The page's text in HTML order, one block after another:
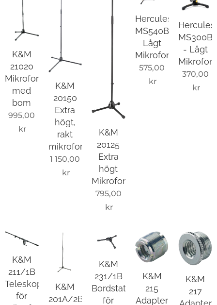
K&M
21020
Mikrofonställ
med
bom
995,00
kr
K&M
20150
Extra
högt,
rakt
mikrofonstativ
1 150,00
kr
K&M
20125
Extra
högt
Mikrofonstativ
795,00
kr
Hercules
MS540B
Lågt
Mikrofonstativ
575,00
kr
Hercules
MS300B
- Lågt
370,00
kr
K&M
211/1B
Teleskopbom
för
K&M
201A/2B
K&M
231/1B
Bordstativ
för
K&M
215
Adapter
K&M
217